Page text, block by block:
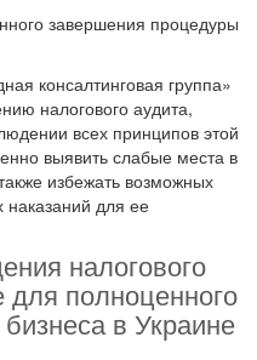
завершения процедуры
консалтинговая группа»
налогового аудита,
всех принципов этой
выявить слабые места в
избежать возможных
для ее
налогового
для полноценного
бизнеса в Украине